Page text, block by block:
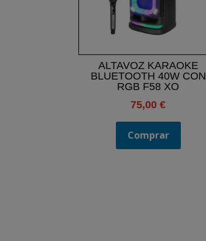
ALTAVOZ KARAOKE
BLUETOOTH 40W CON
RGB F58 XO
75,00€
Comprar